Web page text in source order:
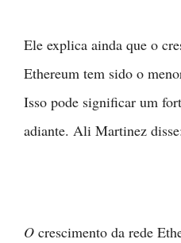
Ele explica ainda que o
Ethereum tem sido o
Isso pode significar um
adiante. Ali Martinez
O crescimento da rede